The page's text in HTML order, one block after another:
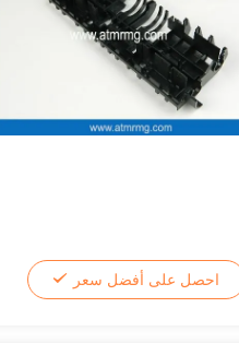
احصل على أفضل سعر